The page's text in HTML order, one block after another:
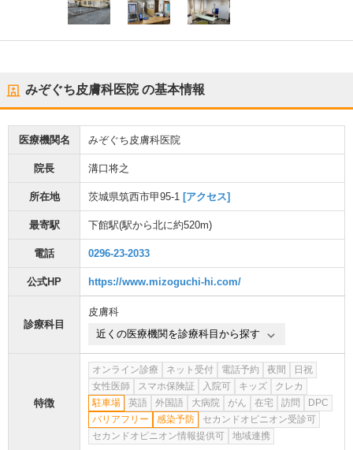
みぞぐち皮膚科医院の基本情報
医療機関名 みぞぐち皮膚科医院
院長 溝口将之
所在地 茨城県筑西市甲95-1 [アクセス]
最寄駅 下館駅(駅から北に約520m)
電話 0296-23-2033
公式HP https://www.mizoguchi-hi.com/
診療科目
皮膚科
近くの医療機関を診療科目から探す
特徴
オンライン診療 ネット受付 電話予約 夜間
日祝
女性医師
スマホ保険証 入院可 キッズ
クレカ
駐車場
英語 外国語 大病院 がん 在宅 訪問
DPC
バリアフリー
感染予防
セカンドオピニオン受診可
セカンドオピニオン情報提供可
地域連携